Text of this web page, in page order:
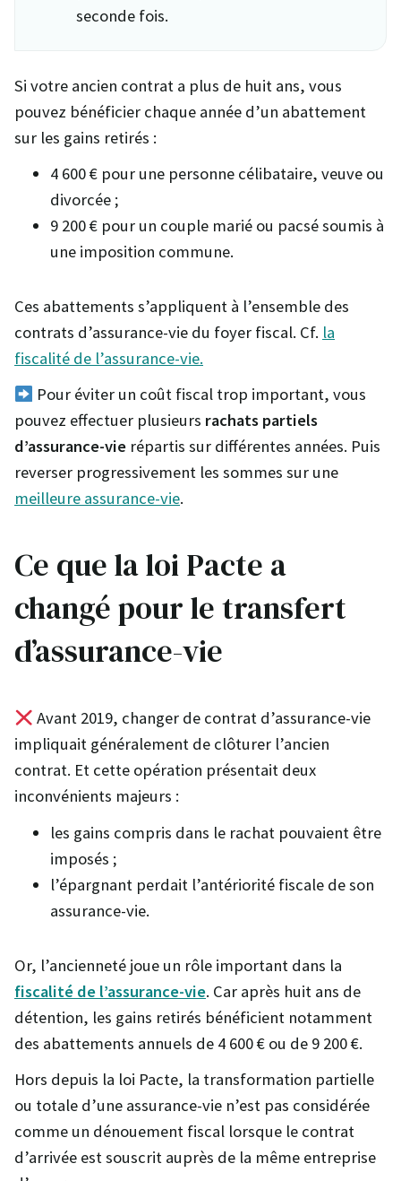
seconde fois.
Si votre ancien contrat a plus de huit ans, vous
pouvez bénéficier chaque année d’un abattement
sur les gains retirés :
4 600 € pour une personne célibataire, veuve ou
divorcée ;
9 200 € pour un couple marié ou pacsé soumis à
une imposition commune.
Ces abattements s’appliquent à l’ensemble des
contrats d’assurance-vie du foyer fiscal. Cf. la
fiscalité de l’assurance-vie.
Pour éviter un coût fiscal trop important, vous
pouvez effectuer plusieurs rachats partiels
d’assurance-vie répartis sur différentes années. Puis
reverser progressivement les sommes sur une
meilleure assurance-vie.
Ce que la loi Pacte a
changé pour le transfert
d’assurance-vie
Avant 2019, changer de contrat d’assurance-vie
impliquait généralement de clôturer l’ancien
contrat. Et cette opération présentait deux
inconvénients majeurs :
les gains compris dans le rachat pouvaient être
imposés ;
l’épargnant perdait l’antériorité fiscale de son
assurance-vie.
Or, l’ancienneté joue un rôle important dans la
fiscalité de l’assurance-vie. Car après huit ans de
détention, les gains retirés bénéficient notamment
des abattements annuels de 4 600 € ou de 9 200 €.
Hors depuis la loi Pacte, la transformation partielle
ou totale d’une assurance-vie n’est pas considérée
comme un dénouement fiscal lorsque le contrat
d’arrivée est souscrit auprès de la même entreprise